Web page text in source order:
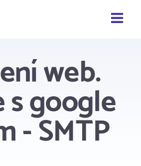
web.
s google
- SMTP